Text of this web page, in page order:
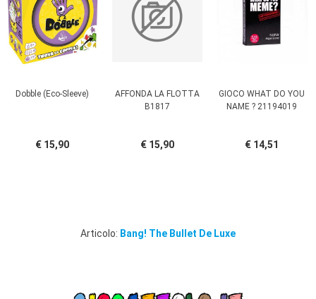
Dobble (Eco-Sleeve)
€ 15,90
AFFONDA LA FLOTTA
B1817
€ 15,90
GIOCO WHAT DO YOU
NAME ? 21194019
€ 14,51
Articolo: Bang! The Bullet De Luxe